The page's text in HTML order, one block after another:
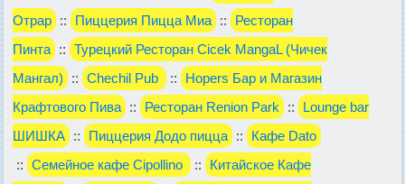
Отрар :: Пиццерия Пицца Миа ::
Ресторан
Пинта :: Турецкий Ресторан Cicek MangaL (Чичек
Мангал)
:: Chechil Pub ::
Hopers Бар и Магазин
Крафтового Пива :: Ресторан Renion Park ::
Lounge bar
ШИШКА :: Пиццерия Додо пицца ::
Кафе Dato
:: Семейное кафе Cipollino ::
Китайское Кафе